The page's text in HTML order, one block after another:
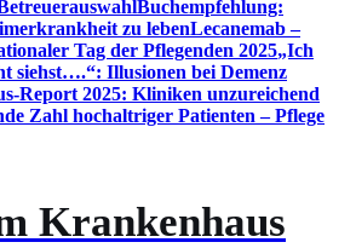
Buchempfehlung:
zu lebenLecanemab –
Tag der Pflegenden 2025„Ich
siehst….“: Illusionen bei Demenz
Report 2025: Kliniken unzureichend
Zahl hochaltriger Patienten – Pflege
Krankenhaus